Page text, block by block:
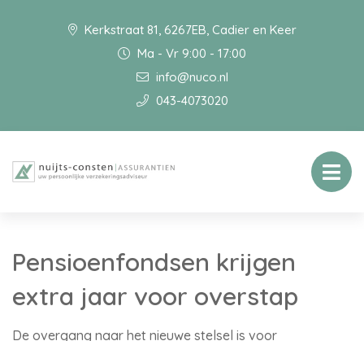
Kerkstraat 81, 6267EB, Cadier en Keer
Ma - Vr 9:00 - 17:00
info@nuco.nl
043-4073020
Pensioenfondsen krijgen
extra jaar voor overstap
De overgang naar het nieuwe stelsel is voor